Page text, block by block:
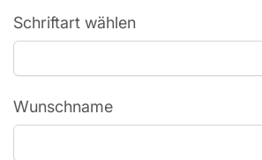
Schriftart wählen
Wunschname